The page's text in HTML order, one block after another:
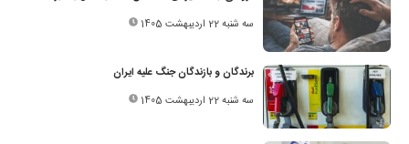
سه شنبه 22 اردیبهشت 1405
برندگان و بازندگان جنگ علیه ایران
سه شنبه 22 اردیبهشت 1405